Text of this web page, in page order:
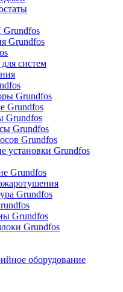
Grundfos
систем
Grundfos
Grundfos
Grundfos
Grundfos
Grundfos
установки Grundfos
Grundfos
Grundfos
Grundfos
Grundfos
оборудование